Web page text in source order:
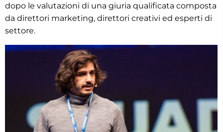
dopo le valutazioni di una giuria qualificata composta
da direttori marketing, direttori creativi ed esperti di
settore.